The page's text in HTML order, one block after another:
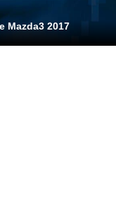
Mazda3 2017